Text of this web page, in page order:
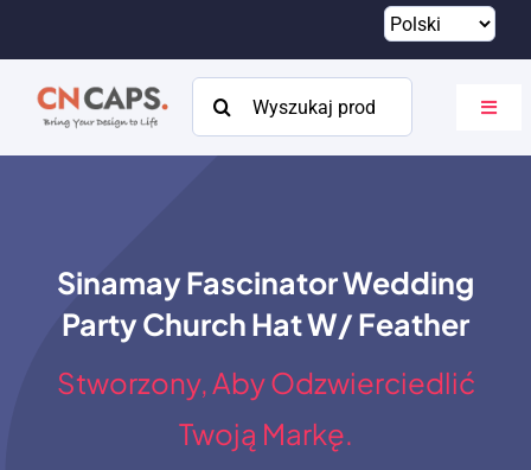
treści
Szukaj:
Katalog
Sinamay Fascinator Wedding
Party Church Hat W/ Feather
Stworzony, Aby Odzwierciedlić
Twoją Markę.